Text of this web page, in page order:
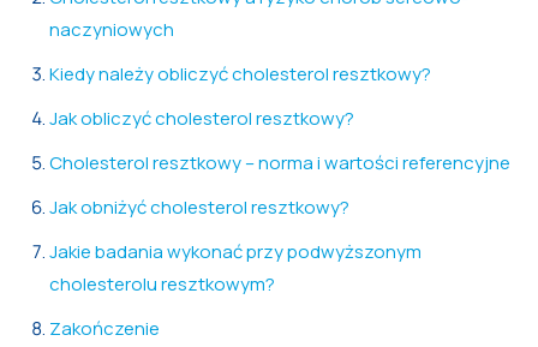
naczyniowych
Kiedy należy obliczyć cholesterol resztkowy?
Jak obliczyć cholesterol resztkowy?
Cholesterol resztkowy – norma i wartości referencyjne
Jak obniżyć cholesterol resztkowy?
Jakie badania wykonać przy podwyższonym
cholesterolu resztkowym?
Zakończenie